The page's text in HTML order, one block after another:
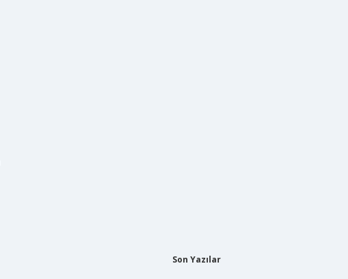
Son Yazılar